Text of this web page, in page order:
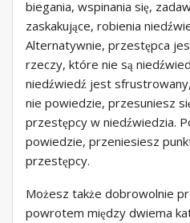
biegania, wspinania się,
zaskakujące, robienia
Alternatywnie, przestępca
rzeczy, które nie są
niedźwiedź jest
nie powiedzie, przesuniesz
przestępcy w niedźwiedzia.
powiedzie, przeniesiesz
przestępcy.
Możesz także dobrowolnie
powrotem między dwiema